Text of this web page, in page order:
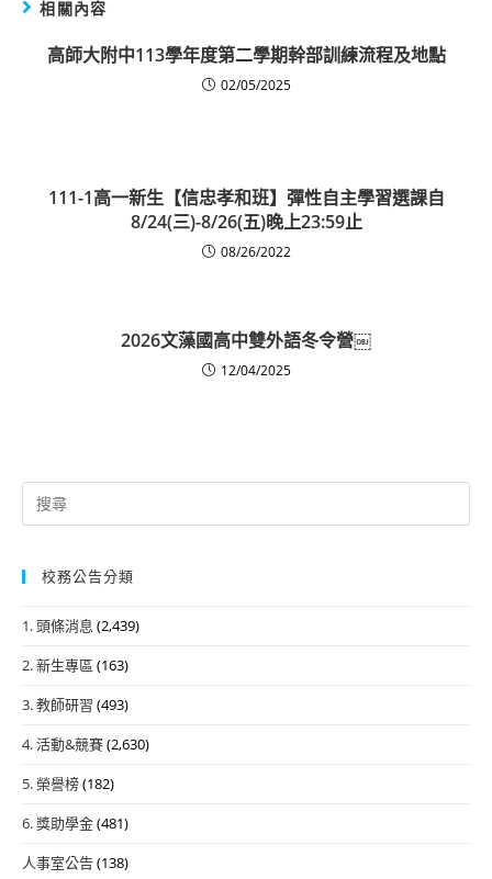
相關內容
高師大附中113學年度第二學期幹部訓練流程及地點
02/05/2025
111-1高一新生【信忠孝和班】彈性自主學習選課自
8/24(三)-8/26(五)晚上23:59止
08/26/2022
2026文藻國高中雙外語冬令營￼
12/04/2025
Search
for:
校務公告分類
1. 頭條消息 (2,439)
2. 新生專區 (163)
3. 教師研習 (493)
4. 活動&競賽(2,630)
5. 榮譽榜(182)
6. 獎助學金(481)
人事室公告(138)